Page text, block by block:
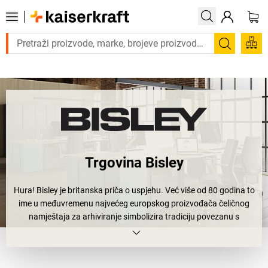
Trebate proizvod hitno?
Trgovina Bisley
Hura! Bisley je britanska priča o uspjehu. Već više od 80 godina to
ime u međuvremenu najvećeg europskog proizvođača čeličnog
namještaja za arhiviranje simbolizira tradiciju povezanu s
naprednim konceptima. Proizvodi tvrtke Bisley pritom na tako